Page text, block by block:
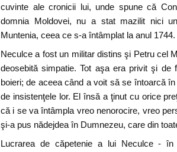
cuvinte ale cronicii lui, unde spune că
domnia Moldovei, nu a stat mazilit nici
Muntenia, ceea ce s-a întâmplat la anul 1744.
Neculce a fost un militar distins şi Petru cel
deosebită simpatie. Tot aşa era privit şi de
boieri; de aceea când a voit să se întoarcă
de insistenţele lor. El însă a ţinut cu orice
că i se va întâmpla vreo nenorocire, vreo
şi-a pus nădejdea în Dumnezeu, care din
Lucrarea de căpetenie a lui Neculce - în